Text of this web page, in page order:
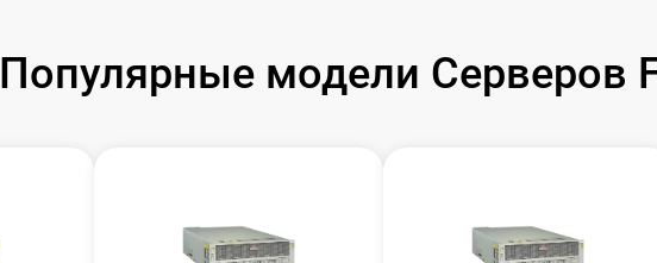
Популярные модели Серверов